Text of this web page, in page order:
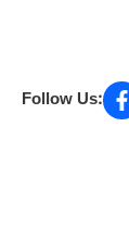
Follow Us: